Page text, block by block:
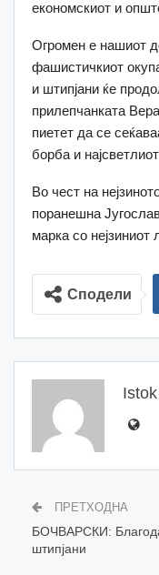
економскиот и
Огромен е нашиот
фашистичкиот
и штипјани ќе
прилепчанката
пиетет да се
борба и
Во чест на
поранешна
марка со нејзиниот
Сподели
ПРЕТХОДНА
БОЧВАРСКИ:
штипјани